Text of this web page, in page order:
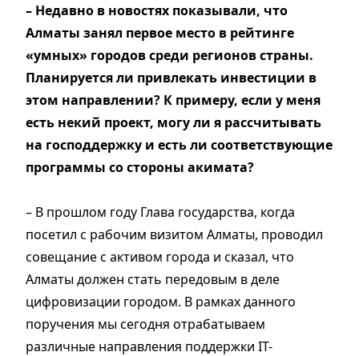
– Недавно в новостях показывали, что
Алматы занял первое место в рейтинге
«умных» городов среди регионов страны.
Планируется ли привлекать инвестиции в
этом направлении? К примеру, если у меня
есть некий проект, могу ли я рассчитывать
на господдержку и есть ли соответствующие
программы со стороны акимата?
– В прошлом году Глава государства, когда
посетил с рабочим визитом Алматы, проводил
совещание с активом города и сказал, что
Алматы должен стать передовым в деле
цифровизации городом. В рамках данного
поручения мы сегодня отрабатываем
различные направления поддержки IT-